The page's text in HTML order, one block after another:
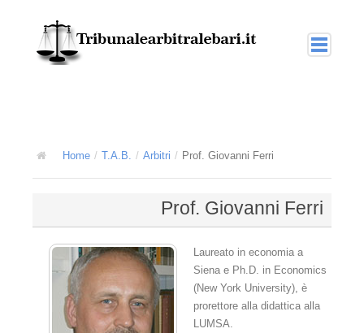
L'arbitrato interno o nazionale
L'arbitrato nel diritto internazionale
T.A.B.
L'arbitrato amministrato TAB
Home / T.A.B. / Arbitri / Prof. Giovanni Ferri
Prof. Giovanni Ferri
Laureato in economia a
Siena e Ph.D. in Economics
(New York University), è
prorettore alla didattica alla
LUMSA.